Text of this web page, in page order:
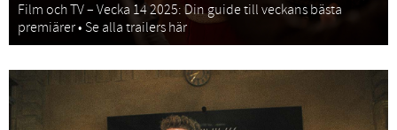
Film och TV – Vecka 14 2025: Din guide till veckans bästa
premiärer • Se alla trailers här